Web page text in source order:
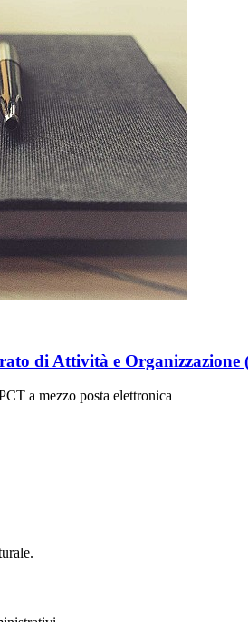
di Attività e
a mezzo posta elettronica